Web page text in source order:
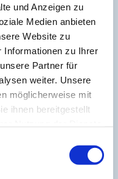
und Anzeigen zu
Medien anbieten
Website zu
Informationen zu Ihrer
Partner für
weiter. Unsere
möglicherweise mit
ihnen bereitgestellt